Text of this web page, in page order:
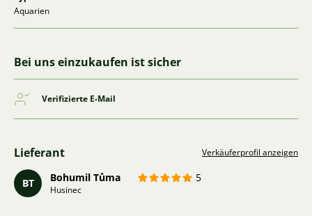
Aquarien
Bei uns einzukaufen ist sicher
Verifizierte E-Mail
Lieferant Verkäuferprofil anzeigen
BT Bohumil Tůma 5
Husinec